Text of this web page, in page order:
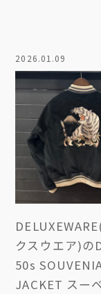
2026.01.09
クスウエア)の
50s
JACKET スー